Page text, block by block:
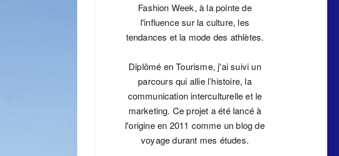
Fashion Week, à la pointe de
l'influence sur la culture, les
tendances et la mode des athlètes.
Diplômé en Tourisme, j'ai suivi un
parcours qui allie l’histoire, la
communication interculturelle et le
marketing. Ce projet a été lancé à
l'origine en 2011 comme un blog de
voyage durant mes études.